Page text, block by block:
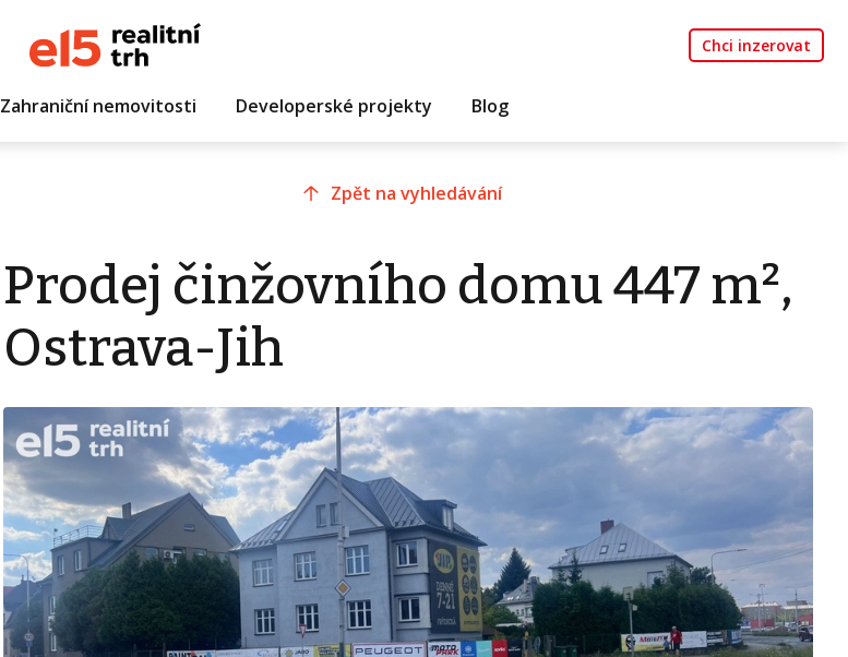
Chci inzerovat
Zahraniční nemovitosti Developerské projekty Blog
Zpět na vyhledávání
Prodej činžovního domu 447 m²,
Ostrava-Jih